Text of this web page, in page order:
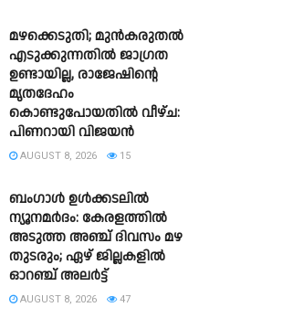
മഴക്കെടുതി; മുൻകരുതൽ
എടുക്കുന്നതിൽ ജാഗ്രത
ഉണ്ടായില്ല, രാജേഷിന്റെ
മൃതദേഹം
കൊണ്ടുപോയതിൽ വീഴ്ച:
പിണറായി വിജയൻ
AUGUST 8, 2026 15
ബംഗാൾ ഉൾക്കടലിൽ
ന്യൂനമർദം: കേരളത്തിൽ
അടുത്ത അഞ്ച് ദിവസം മഴ
തുടരും; ഏഴ് ജില്ലകളിൽ
ഓറഞ്ച് അലർട്ട്
AUGUST 8, 2026 47